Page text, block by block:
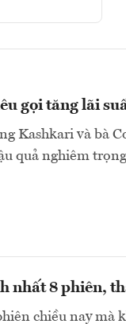
gọi tăng lãi
Kashkari và bà
quả nghiêm
nhất 8 phiên,
chiều nay mà